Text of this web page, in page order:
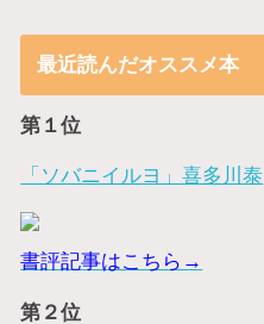
最近読んだオススメ本
第１位
「ソバニイルヨ」喜多川泰
書評記事はこちら→
第２位